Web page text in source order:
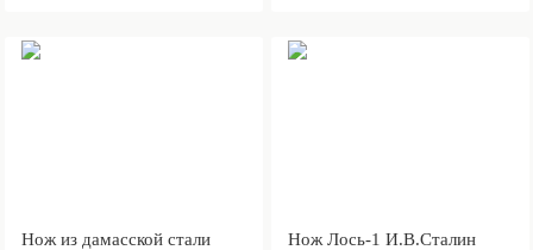
Нож из дамасской стали
Нож Лось-1 И.В.Сталин